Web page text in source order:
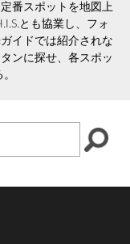
番スポットを地図上
とも協業し、フォ
イドでは紹介されな
ンに探せ、各スポッ